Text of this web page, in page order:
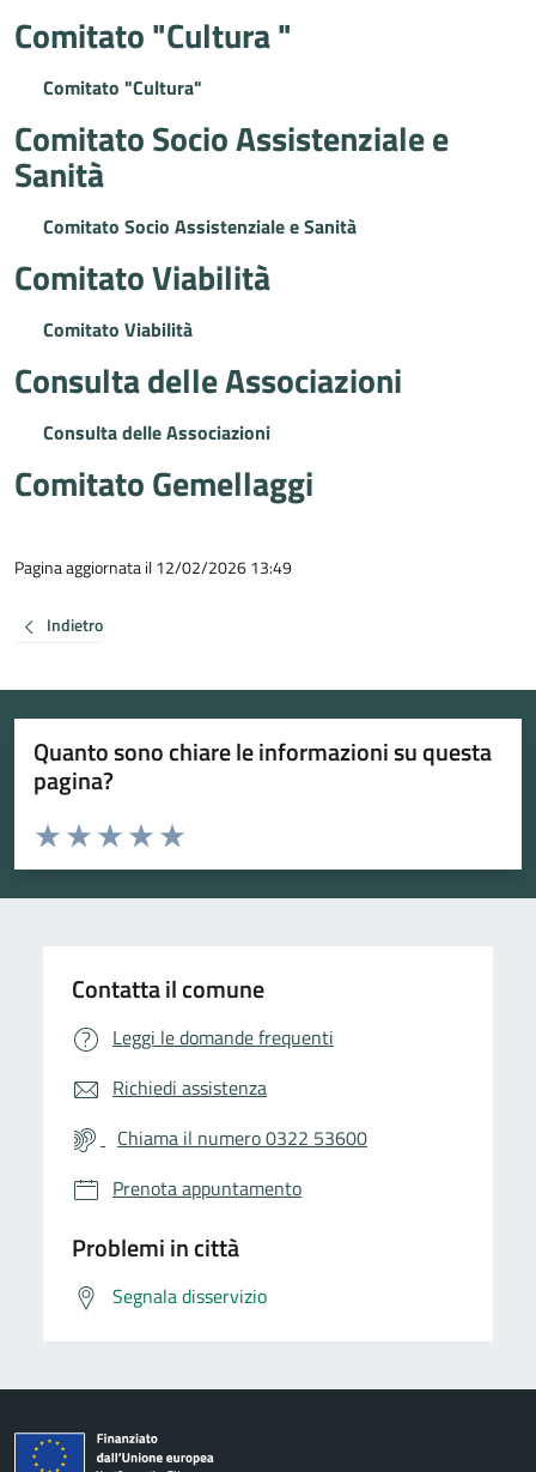
Comitato "Cultura "
Comitato "Cultura"
Comitato Socio Assistenziale e
Sanità
Comitato Socio Assistenziale e Sanità
Comitato Viabilità
Comitato Viabilità
Consulta delle Associazioni
Consulta delle Associazioni
Comitato Gemellaggi
Pagina aggiornata il 12/02/2026 13:49
Indietro
Quanto sono chiare le informazioni su questa
pagina?
Valuta da 1 a 5 stelle la pagina
Valuta 5 stelle su 5
Valuta 4 stelle su 5
Valuta 3 stelle su 5
Valuta 2 stelle su 5
Valuta 1 stelle su 5
Contatta il comune
Leggi le domande frequenti
Richiedi assistenza
Chiama il numero 0322 53600
Prenota appuntamento
Problemi in città
Segnala disservizio